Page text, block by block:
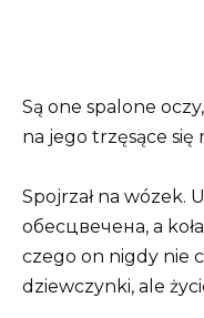
Są one spalone
na jego trzęsące się
Spojrzał na wózek.
обесцвечена, a
czego on nigdy nie
dziewczynki, ale